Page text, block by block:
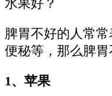
水果好？
脾胃不好的人常常
便秘等，那么脾
1、苹果